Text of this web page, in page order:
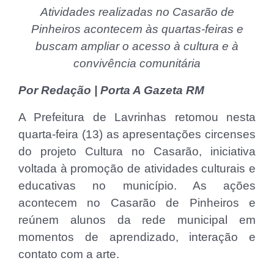
Atividades realizadas no Casarão de
Pinheiros acontecem às quartas-feiras e
buscam ampliar o acesso à cultura e à
convivência comunitária
Por Redação | Porta A Gazeta RM
A Prefeitura de Lavrinhas retomou nesta
quarta-feira (13) as apresentações circenses
do projeto Cultura no Casarão, iniciativa
voltada à promoção de atividades culturais e
educativas no município. As ações
acontecem no Casarão de Pinheiros e
reúnem alunos da rede municipal em
momentos de aprendizado, interação e
contato com a arte.